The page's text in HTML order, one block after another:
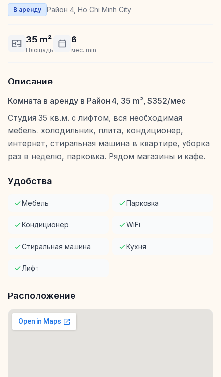
В аренду Район 4, Ho Chi Minh City
35 m²
Площадь
6
мес. min
Описание
Комната в аренду в Район 4, 35 m², $352/мес
Студия 35 кв.м. с лифтом, вся необходимая
мебель, холодильник, плита, кондиционер,
интернет, стиральная машина в квартире, уборка
раз в неделю, парковка. Рядом магазины и кафе.
Удобства
Мебель Парковка
Кондиционер WiFi
Стиральная машина Кухня
Лифт
Расположение